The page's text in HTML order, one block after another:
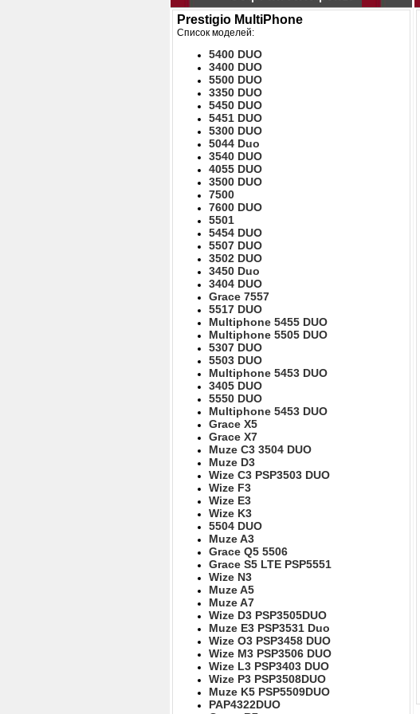
Prestigio MultiPhone
Список моделей:
5400 DUO
3400 DUO
5500 DUO
3350 DUO
5450 DUO
5451 DUO
5300 DUO
5044 Duo
3540 DUO
4055 DUO
3500 DUO
7500
7600 DUO
5501
5454 DUO
5507 DUO
3502 DUO
3450 Duo
3404 DUO
Grace 7557
5517 DUO
Multiphone 5455 DUO
Multiphone 5505 DUO
5307 DUO
5503 DUO
Multiphone 5453 DUO
3405 DUO
5550 DUO
Multiphone 5453 DUO
Grace X5
Grace X7
Muze C3 3504 DUO
Muze D3
Wize C3 PSP3503 DUO
Wize F3
Wize E3
Wize K3
5504 DUO
Muze A3
Grace Q5 5506
Grace S5 LTE PSP5551
Wize N3
Muze A5
Muze A7
Wize D3 PSP3505DUO
Muze E3 PSP3531 Duo
Wize O3 PSP3458 DUO
Wize M3 PSP3506 DUO
Wize L3 PSP3403 DUO
Wize P3 PSP3508DUO
Muze K5 PSP5509DUO
PAP4322DUO